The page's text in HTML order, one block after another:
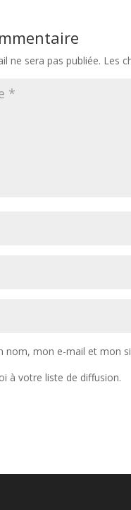
ne sera pas publiée. Les
nom, mon e-mail et mon
à votre liste de diffusion.